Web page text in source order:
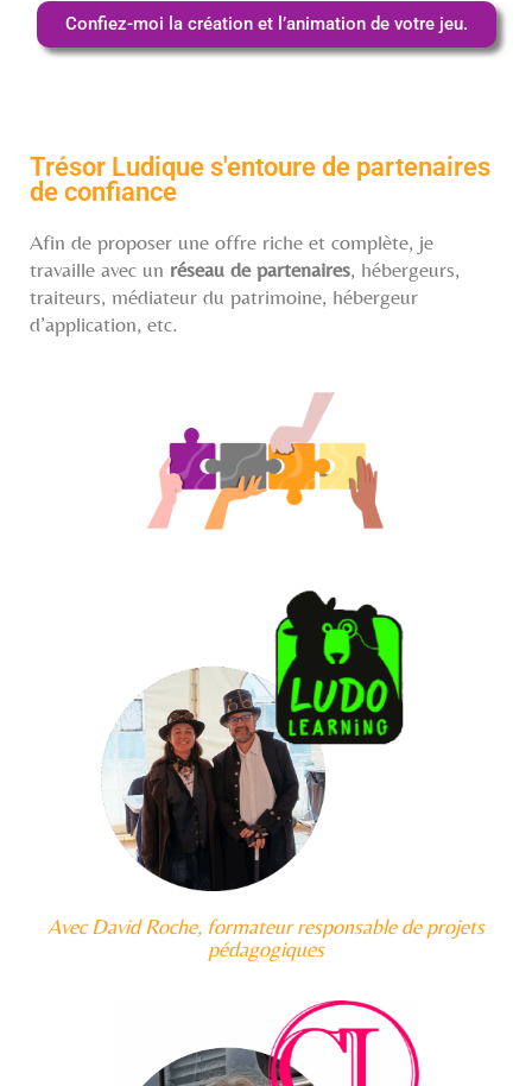
Confiez-moi la création et l’animation de votre jeu.
Trésor Ludique s'entoure de partenaires
de confiance
Afin de proposer une offre riche et complète, je
travaille avec un réseau de partenaires, hébergeurs,
traiteurs, médiateur du patrimoine, hébergeur
d’application, etc.
Avec David Roche, formateur responsable de projets
pédagogiques